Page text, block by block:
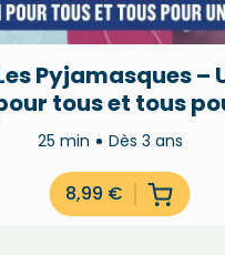
Pyjamasques –
tous et tous
un !
25 min Dès 3 ans
8,99 €